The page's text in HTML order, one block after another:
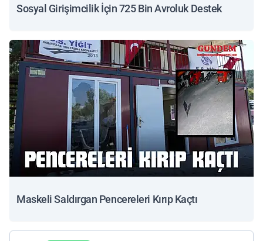
Sosyal Girişimcilik İçin 725 Bin Avroluk Destek
Maskeli Saldırgan Pencereleri Kırıp Kaçtı